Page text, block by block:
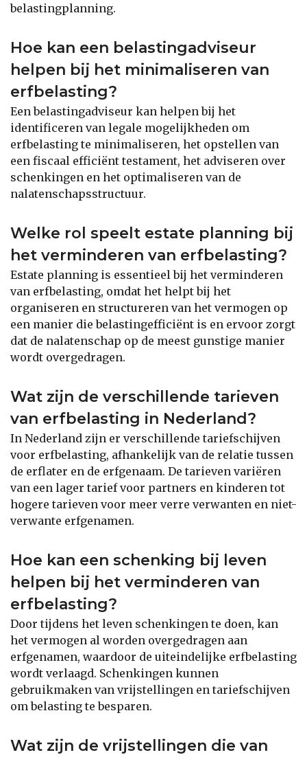
belastingplanning.
Hoe kan een belastingadviseur
helpen bij het minimaliseren van
erfbelasting?
Een belastingadviseur kan helpen bij het
identificeren van legale mogelijkheden om
erfbelasting te minimaliseren, het opstellen van
een fiscaal efficiënt testament, het adviseren over
schenkingen en het optimaliseren van de
nalatenschapsstructuur.
Welke rol speelt estate planning bij
het verminderen van erfbelasting?
Estate planning is essentieel bij het verminderen
van erfbelasting, omdat het helpt bij het
organiseren en structureren van het vermogen op
een manier die belastingefficiënt is en ervoor zorgt
dat de nalatenschap op de meest gunstige manier
wordt overgedragen.
Wat zijn de verschillende tarieven
van erfbelasting in Nederland?
In Nederland zijn er verschillende tariefschijven
voor erfbelasting, afhankelijk van de relatie tussen
de erflater en de erfgenaam. De tarieven variëren
van een lager tarief voor partners en kinderen tot
hogere tarieven voor meer verre verwanten en niet-
verwante erfgenamen.
Hoe kan een schenking bij leven
helpen bij het verminderen van
erfbelasting?
Door tijdens het leven schenkingen te doen, kan
het vermogen al worden overgedragen aan
erfgenamen, waardoor de uiteindelijke erfbelasting
wordt verlaagd. Schenkingen kunnen
gebruikmaken van vrijstellingen en tariefschijven
om belasting te besparen.
Wat zijn de vrijstellingen die van